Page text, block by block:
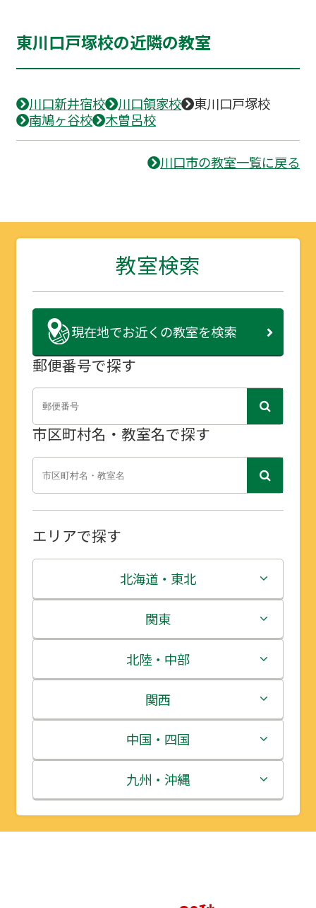
東川口戸塚校の近隣の教室
川口新井宿校 川口領家校
東川口戸塚校
南鳩ヶ谷校
木曽呂校
川口市の教室一覧に戻る
教室検索
現在地でお近くの教室を検索
郵便番号で探す
市区町村名・教室名で探す
エリアで探す
北海道・東北
北海道
青森県
岩手県
宮城県
秋田県
山形県
関東
茨城県
栃木県
群馬県
埼玉県
千葉県
北陸・中部
新潟県
富山県
石川県
福井県
関西
三重県
滋賀県
京都府
中国・四国
鳥取県
島根県
九州・沖縄
福岡県